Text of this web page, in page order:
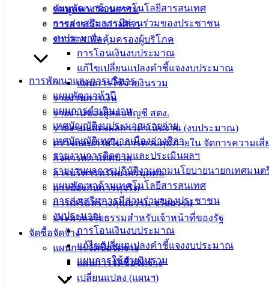
แผนพัฒนาด้านเทคโนโลยีสารสนเทศ
การส่งเสริมการมีส่วนร่วมของประชาชน
งบประมาณ
การโอนเงินงบประมาณ
แก้ไขเปลี่ยนแปลงคำชี้แจงงบประมาณ
แผนการใช้จ่ายงินรวม
รายงานการเงิน
รายงานของผู้สอบบัญชี สตง.
รายงานแสดงผลการดำเนินงาน (งบประมาณ)
ตรวจสอบภายใน การควบคุมภายใน จัดการความเสี่
กิจการสภาเทศบาล
การบริหารทรัพยากรบุคคล
การป้องกันการทุจริต
การเสริมสร้างคุณธรรม จริยธรรม
ประมวลจริยธรรมสำหรับเจ้าหน้าที่ของรัฐ
จัดซื้อจัดจ้าง
แผนการจัดซื้อจัดจ้าง
แผนการจัดซื้อจัดจ้าง
เปลี่ยนแปลง (แผนฯ)
ข้อมูลทางวัฒนธรรม
วารสารเมืองอ่างศิลา
ข่าวสารเพื่อคุ้มครองผู้บริโภค
การพัฒนาและการบริหาร
แผนพัฒนาห้าปี
แผนการดำเนินงาน
เทศบัญญัติงบประมาณรายจ่าย
เทศบัญญัติเทศบาลเมืองอ่างศิลา
รายงานการติดตามและประเมินผลฯ
รายงานผลการปฏิบัติงานตามนโยบายนายกเทศมนต
แผนพัฒนาด้านเทคโนโลยีสารสนเทศ
การส่งเสริมการมีส่วนร่วมของประชาชน
งบประมาณ
การโอนเงินงบประมาณ
แก้ไขเปลี่ยนแปลงคำชี้แจงงบประมาณ
แผนการใช้จ่ายงินรวม